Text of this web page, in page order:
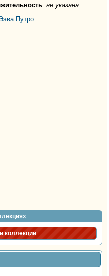
: не указана
Ээва Путро
коллекции